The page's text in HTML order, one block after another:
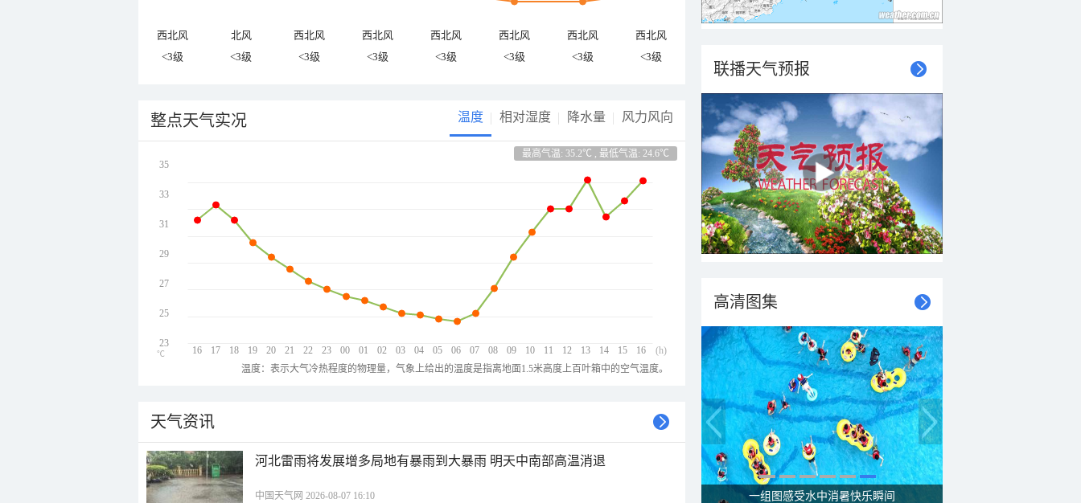
西北风 北风 西北风 西北风 西北风 西北风 西北风
西北风
<3级
<3级 <3级 <3级 <3级 <3级 <3级 <3级
整点天气实况 温度 相对湿度 降水量 风力风向
最高气温: 35.2℃ , 最低气温: 24.6℃
16 17 18 19 20 21 22 23 00 01 02 03 04 05 06 07 08 09 10 11 12 13 14 15 16
35
33
31
29
27
25
23
(h)
℃
温度：表示大气冷热程度的物理量，气象上给出的温度是指离地面1.5米高度上百叶箱中的空气温度。
天气资讯
河北雷雨将发展增多局地有暴雨到大暴雨 明天中南部高温消退
中国天气网 2026-08-07 16:10
联播天气预报
高清图集
一组图感受水中消暑快乐瞬间